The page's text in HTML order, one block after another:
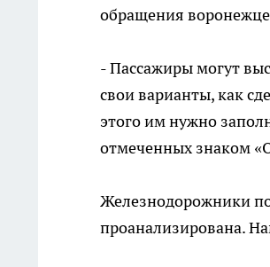
обращения
- Пассажиры могут
свои варианты, как
этого им нужно
отмеченных знаком
Железнодорожники
проанализирована.